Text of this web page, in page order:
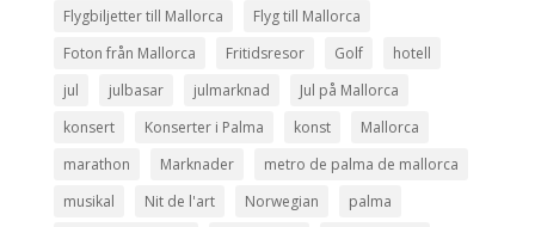
Flygbiljetter till Mallorca
Flyg till Mallorca
Foton från Mallorca
Fritidsresor Golf
hotell
jul
julbasar julmarknad
Jul på Mallorca
konsert
Konserter i Palma konst
Mallorca
marathon
Marknader
metro de palma de mallorca
musikal
Nit de l'art Norwegian
palma